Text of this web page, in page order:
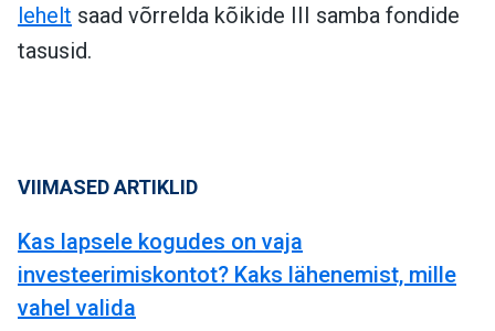
lehelt saad võrrelda kõikide III samba fondide
tasusid.
VIIMASED ARTIKLID
Kas lapsele kogudes on vaja
investeerimiskontot? Kaks lähenemist, mille
vahel valida